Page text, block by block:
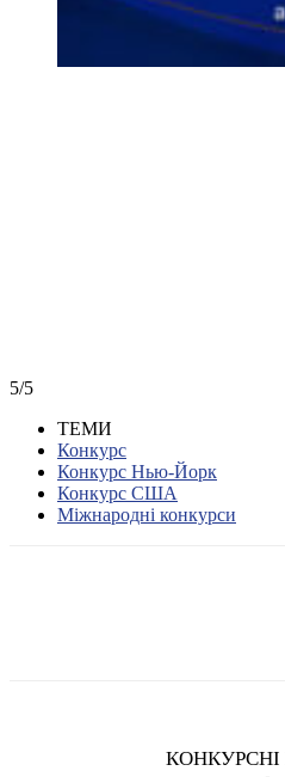
5/5
ТЕМИ
Конкурс
Конкурс Нью-Йорк
Конкурс США
Міжнародні конкурси